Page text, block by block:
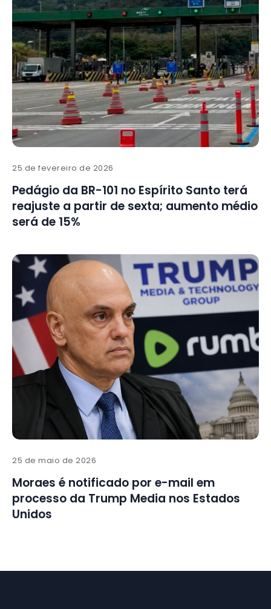
25 de fevereiro de 2026
Pedágio da BR-101 no Espírito Santo terá
reajuste a partir de sexta; aumento médio
será de 15%
25 de maio de 2026
Moraes é notificado por e-mail em
processo da Trump Media nos Estados
Unidos